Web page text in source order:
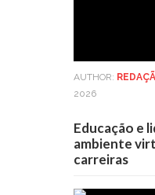
AUTHOR:
2026
Educação e
ambiente
carreiras